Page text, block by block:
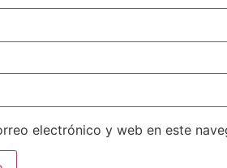
electrónico y web en este